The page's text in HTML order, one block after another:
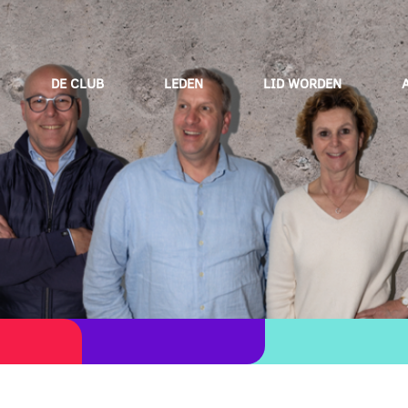
DE CLUB LEDEN LID WORDEN